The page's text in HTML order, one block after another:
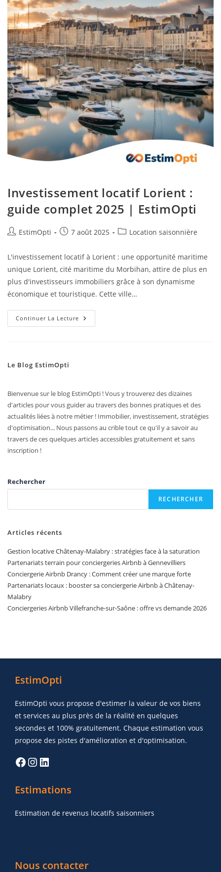
Investissement locatif Lorient :
guide complet 2025 | EstimOpti
EstimOpti 7 août 2025 Location saisonnière
L'investissement locatif à Lorient : une opportunité maritime
unique Lorient, cité maritime du Morbihan, attire de plus en
plus d'investisseurs immobiliers grâce à son dynamisme
économique et touristique. Cette ville…
Continuer La Lecture
Le Blog EstimOpti
Bienvenue sur le blog EstimOpti ! Vous y trouverez des dizaines
d'articles pour vous guider au travers des bonnes pratiques et des
actualités liées à notre métier ! Immobilier, investissement, stratégies
d'optimisation... Nous passons au crible tout ce qu'il y a savoir au
travers de ces quelques articles accessibles gratuitement et sans
inscription !
Rechercher
RECHERCHER
Articles récents
Gestion locative Châtenay-Malabry : stratégies face à la saturation
Partenariats terrain pour conciergeries Airbnb à Gennevilliers
Conciergerie Airbnb Drancy : Comment créer une marque forte
Partenariats locaux : booster sa conciergerie Airbnb à Châtenay-
Malabry
Conciergeries Airbnb Villefranche-sur-Saône : offre vs demande 2026
EstimOpti
EstimOpti vous propose d'estimer la valeur de vos biens
et services au plus près de la réalité en quelques
secondes et 100% gratuitement. Chaque estimation vous
propose des pistes d'amélioration et d'optimisation.
Estimations
Estimation de revenus locatifs saisonniers
Nous contacter